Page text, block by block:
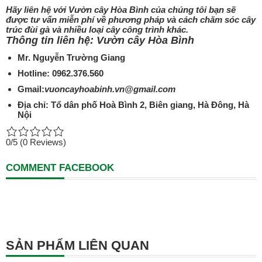
Hãy liên hệ với Vườn cây Hòa Bình của chúng tôi bạn sẽ
được tư vấn miễn phí về phương pháp và cách chăm sóc cây
trúc đùi gà và nhiều loại cây công trình khác.
Thông tin liên hệ: Vườn cây Hòa Bình
Mr. Nguyễn Trường Giang
Hotline: 0962.376.560
Gmail:vuoncayhoabinh.vn@gmail.com
Địa chỉ: Tổ dân phố Hoà Bình 2, Biên giang, Hà Đông, Hà
Nội
0/5 (0 Reviews)
COMMENT FACEBOOK
SẢN PHẨM LIÊN QUAN